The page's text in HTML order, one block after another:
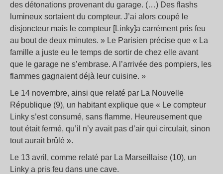
des détonations provenant du garage. (…) Des flashs
lumineux sortaient du compteur. J’ai alors coupé le
disjoncteur mais le compteur [Linky]a carrément pris feu
au bout de deux minutes. » Le Parisien précise que « La
famille a juste eu le temps de sortir de chez elle avant
que le garage ne s’embrase. A l’arrivée des pompiers, les
flammes gagnaient déjà leur cuisine. »
Le 14 novembre, ainsi que relaté par La Nouvelle
République (9), un habitant explique que « Le compteur
Linky s’est consumé, sans flamme. Heureusement que
tout était fermé, qu’il n’y avait pas d’air qui circulait, sinon
tout aurait brûlé ».
Le 13 avril, comme relaté par La Marseillaise (10), un
Linky a pris feu dans une cave.